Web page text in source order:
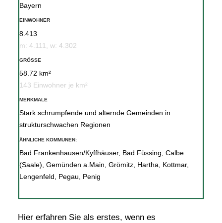
Hier erfahren Sie als erstes, wenn es
Bayern
EINWOHNER
8.413
m: 4.111, w: 4.302
GRÖSSE
58.72 km²
143 Einwohner je km²
MERKMALE
Stark schrumpfende und alternde Gemeinden in
strukturschwachen Regionen
ÄHNLICHE KOMMUNEN:
Bad Frankenhausen/Kyffhäuser, Bad Füssing Calbe
(Saale) Gemünden a.Main Grömitz, Hartha Kottmar,
Lengenfeld
Pegau Penig